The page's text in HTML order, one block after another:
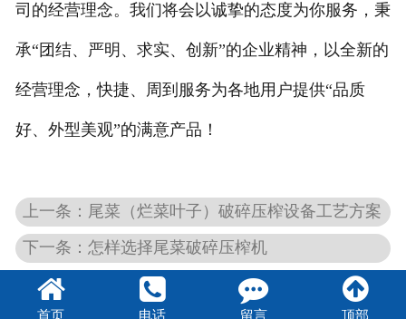
司的经营理念。我们将会以诚挚的态度为你服务，秉
承“团结、严明、求实、创新”的企业精神，以全新的
经营理念，快捷、周到服务为各地用户提供“品质
好、外型美观”的满意产品！
上一条：尾菜（烂菜叶子）破碎压榨设备工艺方案
下一条：怎样选择尾菜破碎压榨机
首页 电话 留言 顶部